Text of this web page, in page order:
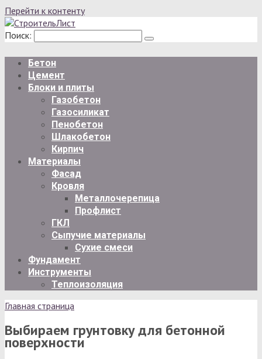
Перейти к контенту
Поиск:
Бетон
Цемент
Блоки и плиты
Газобетон
Газосиликат
Пенобетон
Шлакобетон
Кирпич
Материалы
Фасад
Кровля
Металлочерепица
Профлист
ГКЛ
Сыпучие материалы
Сухие смеси
Фундамент
Инструменты
Теплоизоляция
Главная страница
Выбираем грунтовку для бетонной
поверхности